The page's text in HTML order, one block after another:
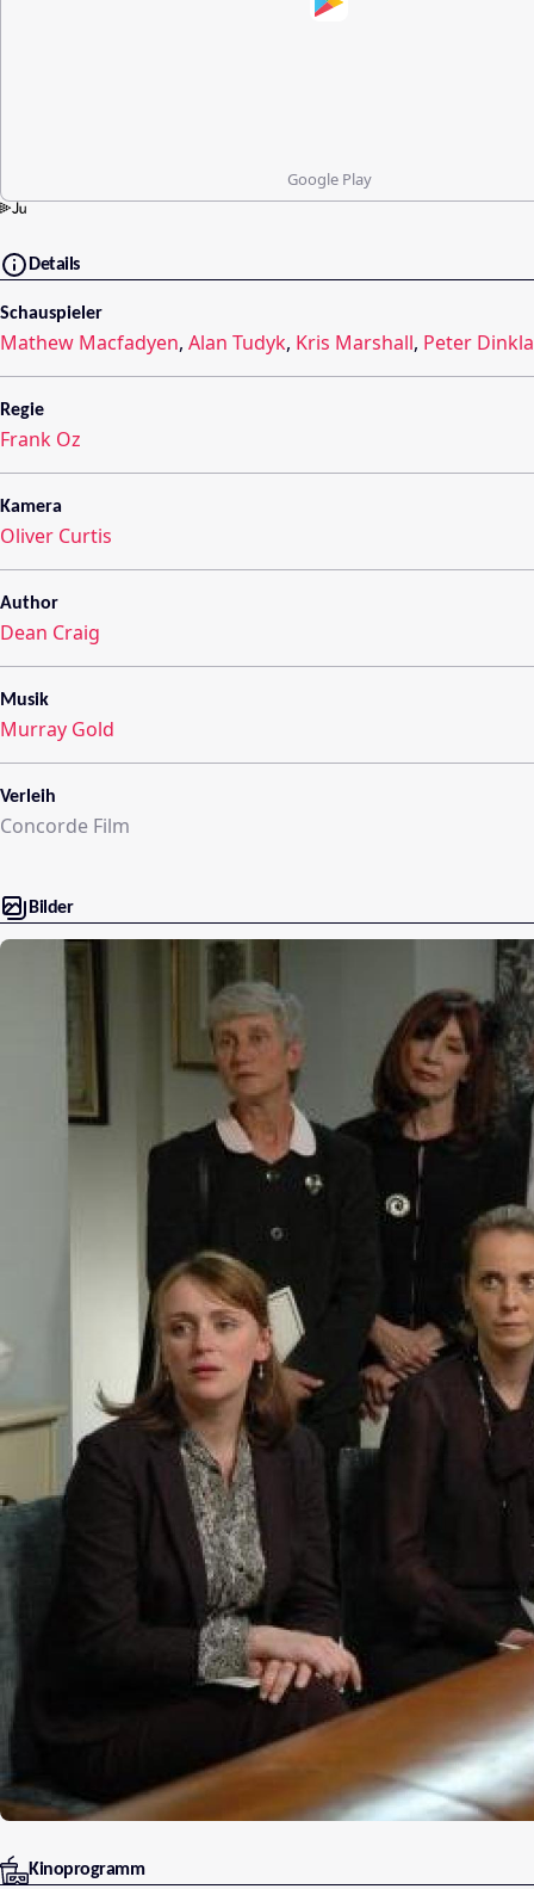
Google Play
Details
Schauspieler
Mathew Macfadyen, Alan Tudyk, Kris Marshall, Peter
Regie
Frank Oz
Kamera
Oliver Curtis
Author
Dean Craig
Musik
Murray Gold
Verleih
Concorde Film
Bilder
Kinoprogramm